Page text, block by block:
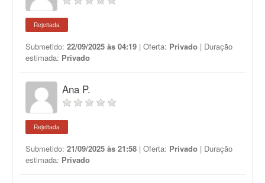
Rejeitada
Submetido: 22/09/2025 às 04:19 | Oferta: Privado | Duração
estimada: Privado
Ana P.
Rejeitada
Submetido: 21/09/2025 às 21:58 | Oferta: Privado | Duração
estimada: Privado